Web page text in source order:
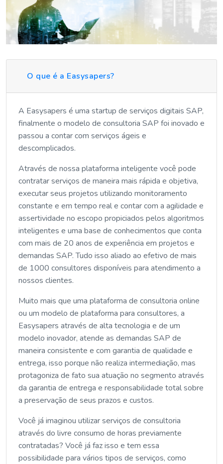
O que é a Easysapers?
A Easysapers é uma startup de serviços digitais SAP,
finalmente o modelo de consultoria SAP foi inovado e
passou a contar com serviços ágeis e
descomplicados.
Através de nossa plataforma inteligente você pode
contratar serviços de maneira mais rápida e objetiva,
executar seus projetos utilizando monitoramento
constante e em tempo real e contar com a agilidade e
assertividade no escopo propiciados pelos algoritmos
inteligentes e uma base de conhecimentos que conta
com mais de 20 anos de experiência em projetos e
demandas SAP. Tudo isso aliado ao efetivo de mais
de 1000 consultores disponíveis para atendimento a
nossos clientes.
Muito mais que uma plataforma de consultoria online
ou um modelo de plataforma para consultores, a
Easysapers através de alta tecnologia e de um
modelo inovador, atende as demandas SAP de
maneira consistente e com garantia de qualidade e
entrega, isso porque não realiza intermediação, mas
protagoniza de fato sua atuação no segmento através
da garantia de entrega e responsabilidade total sobre
a preservação de seus prazos e custos.
Você já imaginou utilizar serviços de consultoria
através do livre consumo de horas previamente
contratadas? Você já faz isso e tem essa
possibilidade para vários tipos de serviços, como